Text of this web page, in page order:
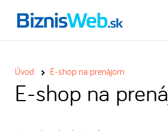
E-shop na
Úvod E-shop na prenájom